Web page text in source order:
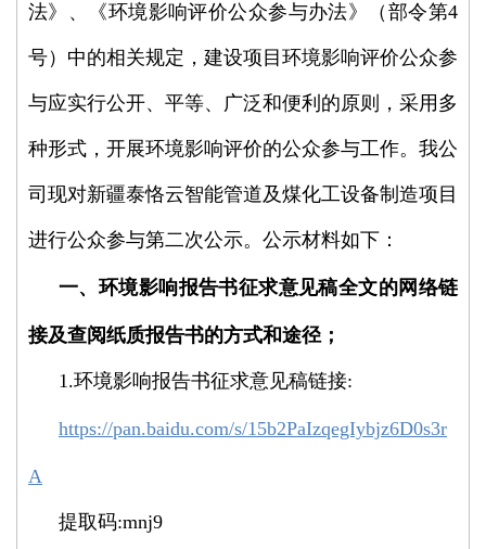
法》、《环境影响评价公众参与办法》（部令第4
号）中的相关规定，建设项目环境影响评价公众参
与应实行公开、平等、广泛和便利的原则，采用多
种形式，开展环境影响评价的公众参与工作。我公
司现对新疆泰恪云智能管道及煤化工设备制造项目
进行公众参与第二次公示。公示材料如下：
一、环境影响报告书征求意见稿全文的网络链
接及查阅纸质报告书的方式和途径；
1.环境影响报告书征求意见稿链接:
https://pan.baidu.com/s/15b2PaIzqegIybjz6D0s3r
A
提取码:mnj9